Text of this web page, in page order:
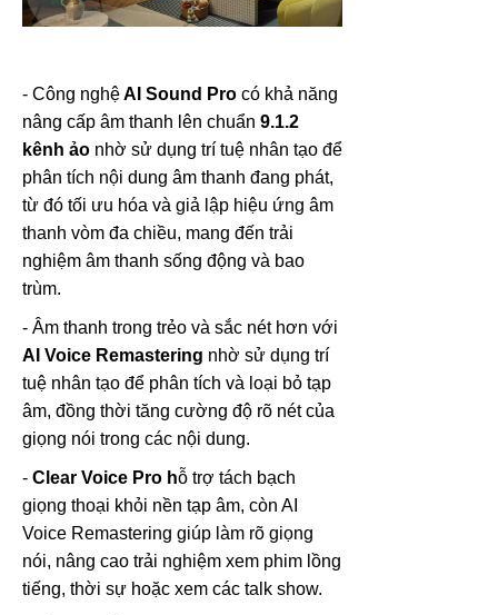
- Công nghệAI Sound Pro có khả năng
nâng cấp âm thanh lên chuẩn 9.1.2
kênh ảo nhờ sử dụng trí tuệ nhân tạo để
phân tích nội dung âm thanh đang phát,
từ đó tối ưu hóa và giả lập hiệu ứng âm
thanh vòm đa chiều, mang đến trải
nghiệm âm thanh sống động và bao
trùm.
- Âm thanh trong trẻo và sắc nét hơn với
AI Voice Remastering nhờ sử dụng trí
tuệ nhân tạo để phân tích và loại bỏ tạp
âm, đồng thời tăng cường độ rõ nét của
giọng nói trong các nội dung.
- Clear Voice Pro hỗ trợ tách bạch
giọng thoại khỏi nền tạp âm, còn AI
Voice Remastering giúp làm rõ giọng
nói, nâng cao trải nghiệm xem phim lồng
tiếng, thời sự hoặc xem các talk show.